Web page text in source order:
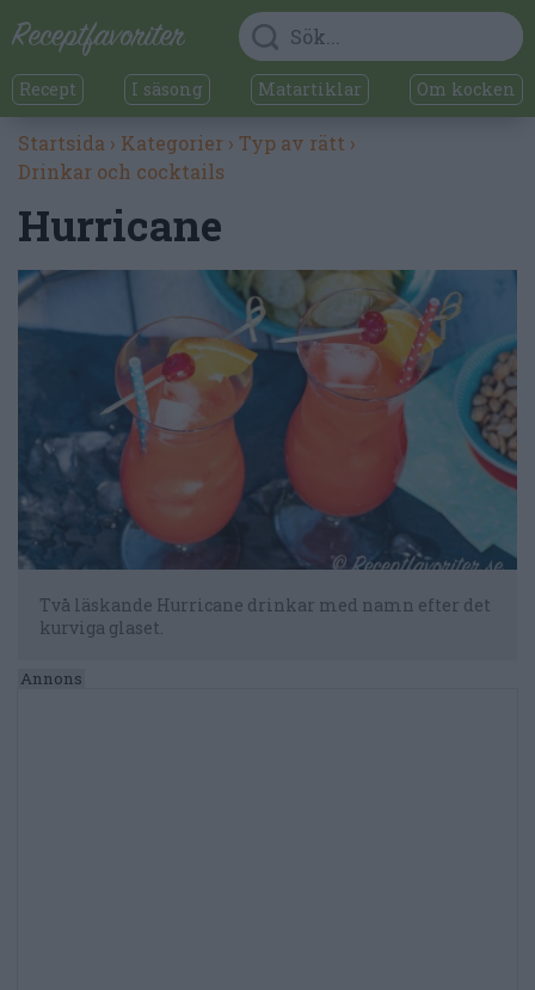
Recept I säsong Matartiklar Om kocken
Startsida › Kategorier › Typ av rätt ›
Drinkar och cocktails
Hurricane
Två läskande Hurricane drinkar med namn efter det
kurviga glaset.